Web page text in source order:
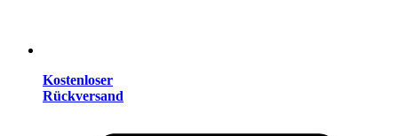
Kostenloser
Rückversand